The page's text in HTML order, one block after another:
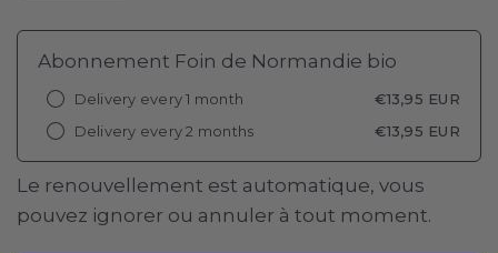
Abonnement Foin de Normandie bio
Delivery every 1 month
€13,95 EUR
Delivery every 2 months
€13,95 EUR
Le renouvellement est automatique, vous
pouvez ignorer ou annuler à tout moment.